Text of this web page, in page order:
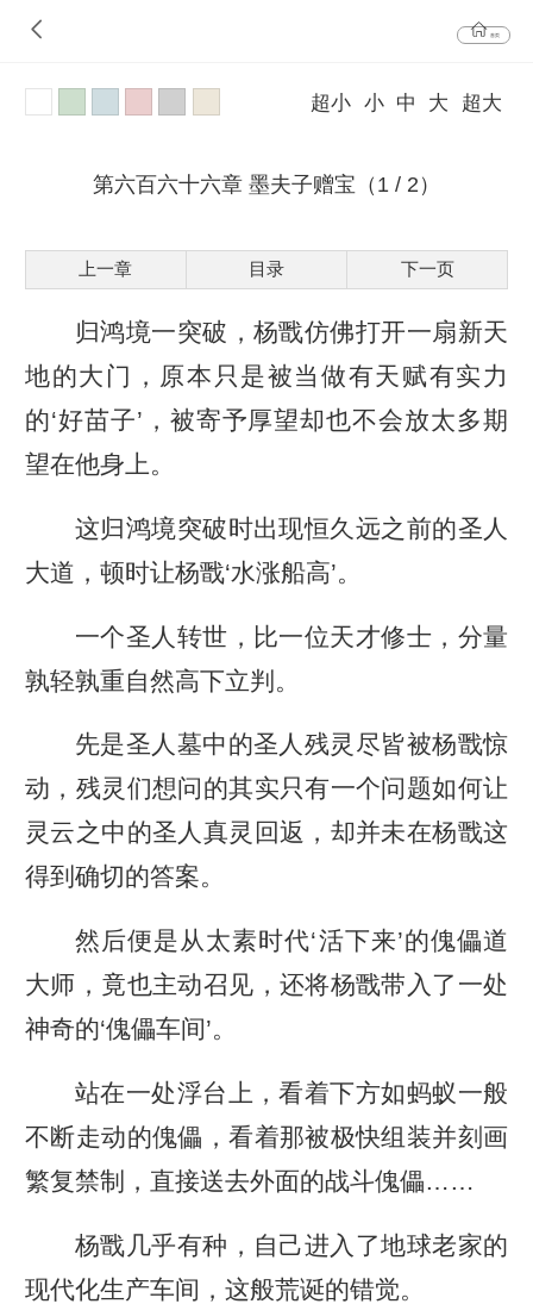
首页
超小 小 中 大 超大
第六百六十六章 墨夫子赠宝（1 / 2）
上一章 目录 下一页
归鸿境一突破，杨戬仿佛打开一扇新天
地的大门，原本只是被当做有天赋有实力
的‘好苗子’，被寄予厚望却也不会放太多期
望在他身上。
这归鸿境突破时出现恒久远之前的圣人
大道，顿时让杨戬‘水涨船高’。
一个圣人转世，比一位天才修士，分量
孰轻孰重自然高下立判。
先是圣人墓中的圣人残灵尽皆被杨戬惊
动，残灵们想问的其实只有一个问题如何让
灵云之中的圣人真灵回返，却并未在杨戬这
得到确切的答案。
然后便是从太素时代‘活下来’的傀儡道
大师，竟也主动召见，还将杨戬带入了一处
神奇的‘傀儡车间’。
站在一处浮台上，看着下方如蚂蚁一般
不断走动的傀儡，看着那被极快组装并刻画
繁复禁制，直接送去外面的战斗傀儡……
杨戬几乎有种，自己进入了地球老家的
现代化生产车间，这般荒诞的错觉。